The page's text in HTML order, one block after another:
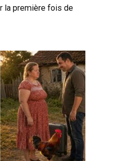
la première fois de